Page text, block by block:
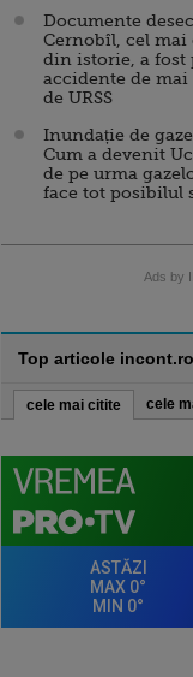
Documente
Cernobîl, cel mai
din istorie, a fost
accidente de mai
de URSS
Inundație de
Cum a devenit
de pe urma
face tot posibilul
Ads by
Top articole incont.ro
cele mai citite cele